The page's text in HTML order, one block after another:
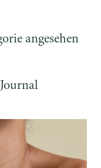
angesehen